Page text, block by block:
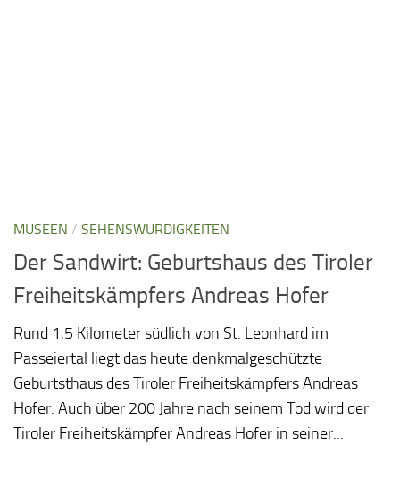
MUSEEN / SEHENSWÜRDIGKEITEN
Der Sandwirt: Geburtshaus des Tiroler
Freiheitskämpfers Andreas Hofer
Rund 1,5 Kilometer südlich von St. Leonhard im
Passeiertal liegt das heute denkmalgeschützte
Geburtsthaus des Tiroler Freiheitskämpfers Andreas
Hofer. Auch über 200 Jahre nach seinem Tod wird der
Tiroler Freiheitskämpfer Andreas Hofer in seiner...